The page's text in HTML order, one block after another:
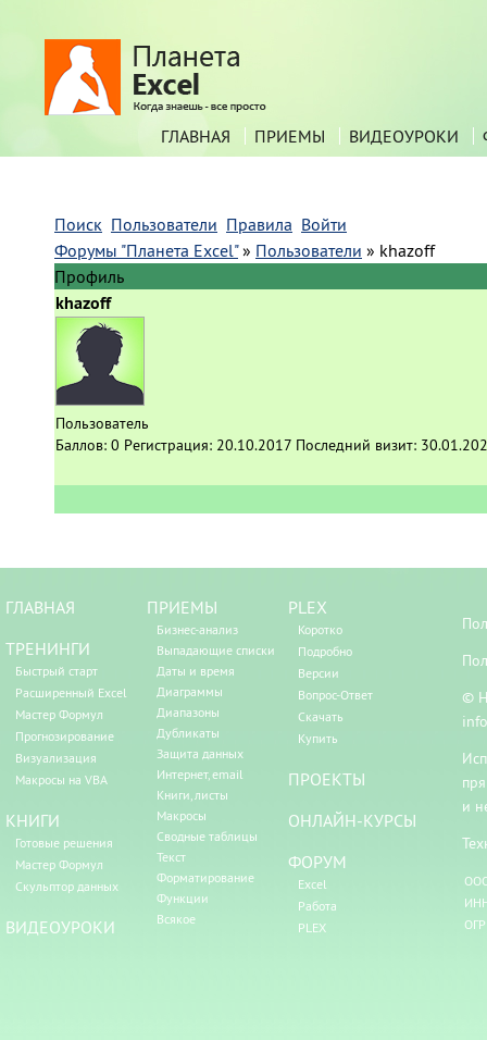
ГЛАВНАЯ ПРИЕМЫ ВИДЕОУРОКИ
Поиск Пользователи Правила Войти
Форумы "Планета Excel" » Пользователи » khazoff
Профиль
khazoff
Пользователь
Баллов: 0 Регистрация: 20.10.2017 Последний визит:
ГЛАВНАЯ
ТРЕНИНГИ
Быстрый старт
Расширенный Excel
Мастер Формул
Прогнозирование
Визуализация
Макросы на VBA
КНИГИ
Готовые решения
Мастер Формул
Скульптор данных
ВИДЕОУРОКИ
ПРИЕМЫ
Бизнес-анализ
Выпадающие списки
Даты и время
Диаграммы
Диапазоны
Дубликаты
Защита данных
Интернет, email
Книги, листы
Макросы
Сводные таблицы
Текст
Форматирование
Функции
Всякое
PLEX
Коротко
Подробно
Версии
Вопрос-Ответ
Скачать
Купить
ПРОЕКТЫ
ОНЛАЙН-КУРСЫ
ФОРУМ
Excel
Работа
PLEX
©
и